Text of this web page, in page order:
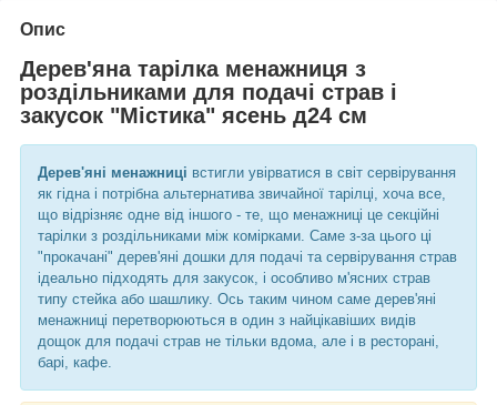
Опис
Дерев'яна тарілка менажниця з
роздільниками для подачі страв і
закусок "Містика" ясень д24 см
Дерев'яні менажниці встигли увірватися в світ сервірування
як гідна і потрібна альтернатива звичайної тарілці, хоча все,
що відрізняє одне від іншого - те, що менажниці це секційні
тарілки з роздільниками між комірками. Саме з-за цього ці
"прокачані" дерев'яні дошки для подачі та сервірування страв
ідеально підходять для закусок, і особливо м'ясних страв
типу стейка або шашлику. Ось таким чином саме дерев'яні
менажниці перетворюються в один з найцікавіших видів
дощок для подачі страв не тільки вдома, але і в ресторані,
барі, кафе.